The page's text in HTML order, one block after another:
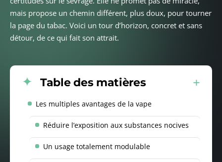
mais propose un chemin différent, plus doux, pour tourner
la page du tabac. Voici un tour d’horizon, concret et sans
détour, de ce qui fait son attrait.
Table des matières
Les multiples avantages de la vape
Réduire l’exposition aux substances nocives
Un usage totalement modulable